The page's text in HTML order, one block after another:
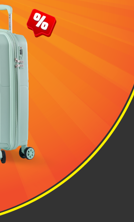
tuyệt vời cho chuyến
phố và men theo
đi chi tiết của Google